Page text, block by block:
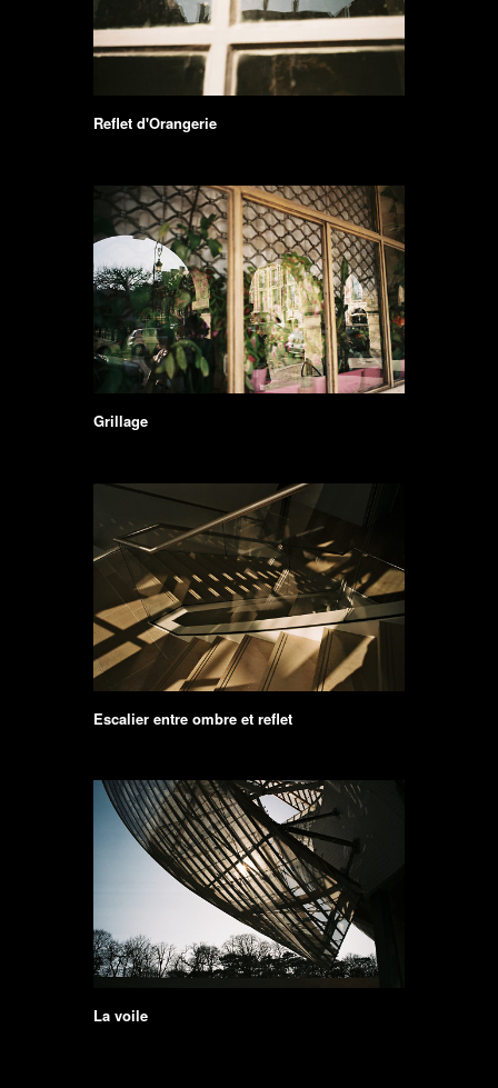
Reflet d'Orangerie
Grillage
Escalier entre ombre et reflet
La voile